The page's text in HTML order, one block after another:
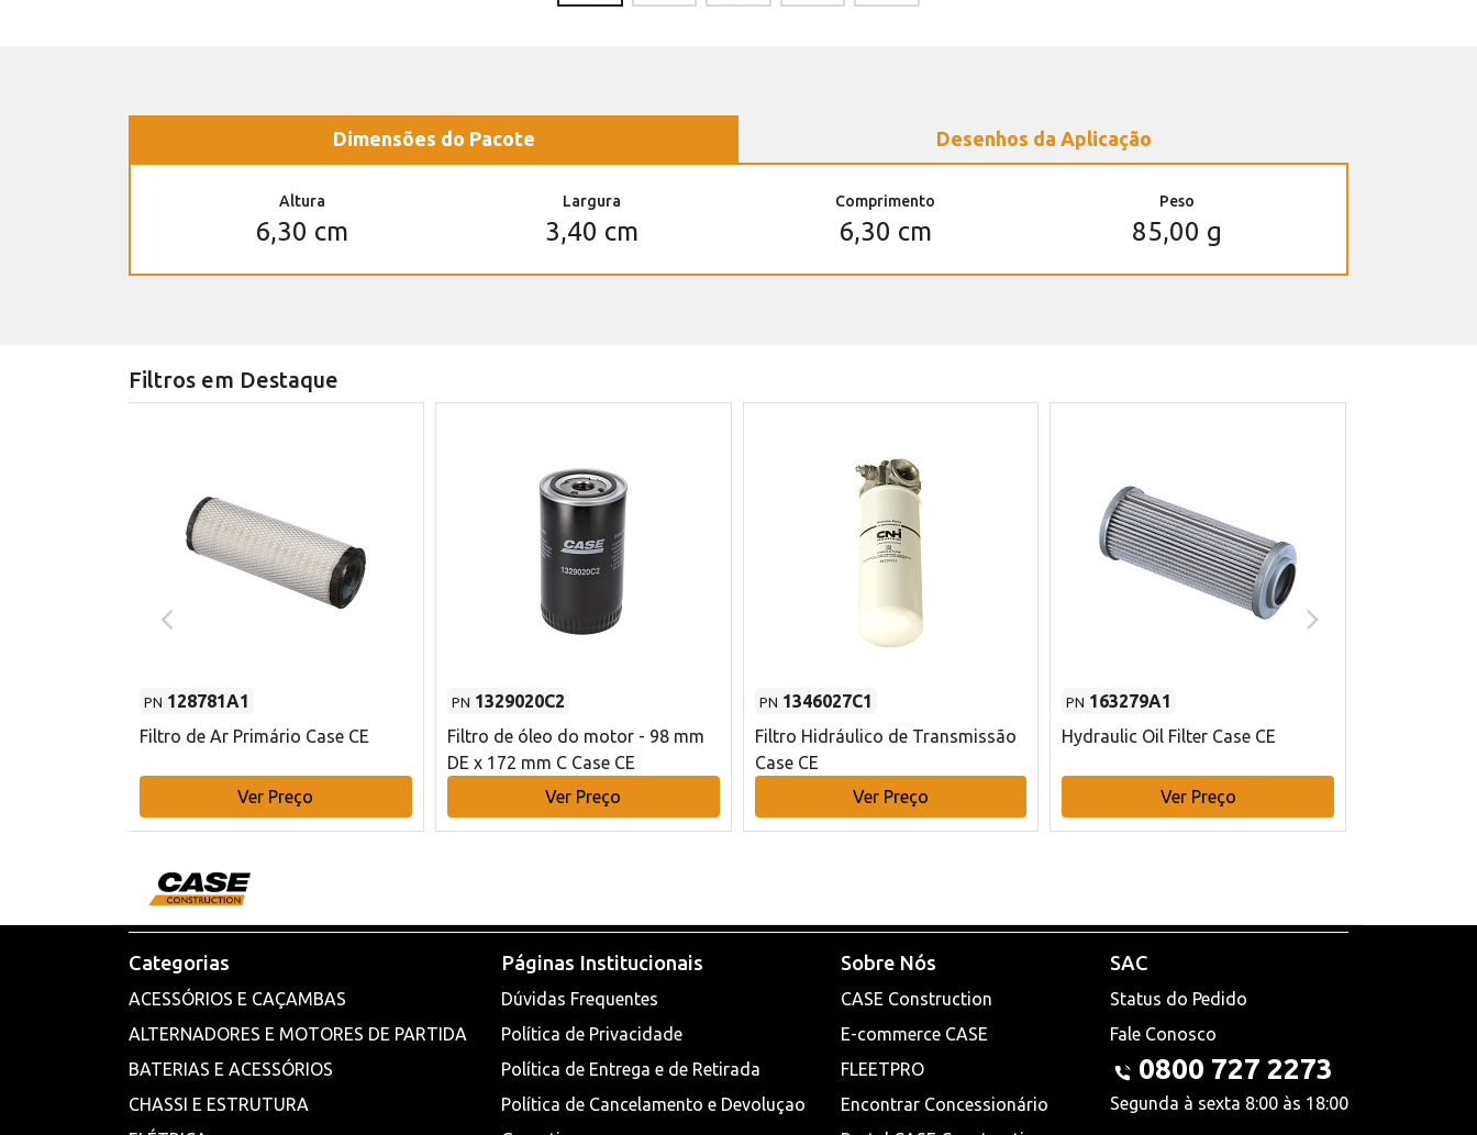
Dimensões do Pacote Desenhos da Aplicação
Altura
6,30 cm
Largura
3,40 cm
Comprimento
6,30 cm
Peso
85,00 g
Filtros em Destaque
PN 128781A1
Filtro de Ar Primário Case CE
Ver Preço
PN 1329020C2
Filtro de óleo do motor - 98 mm
DE x 172 mm C Case CE
Ver Preço
PN 1346027C1
Filtro Hidráulico de Transmissão
Case CE
Ver Preço
PN 163279A1
Hydraulic Oil Filter Case CE
Ver Preço
Categorias
ACESSÓRIOS E CAÇAMBAS
ALTERNADORES E MOTORES DE PARTIDA
BATERIAS E ACESSÓRIOS
CHASSI E ESTRUTURA
Páginas Institucionais
Dúvidas Frequentes
Política de Privacidade
Política de Entrega e de Retirada
Política de Cancelamento e Devoluçao
Sobre Nós
CASE Construction
E-commerce CASE
FLEETPRO
Encontrar Concessionário
SAC
Status do Pedido
Fale Conosco
0800 727 2273
Segunda à sexta 8:00 às 18:00